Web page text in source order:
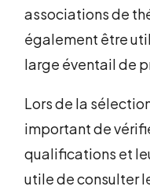
associations de
également être
large éventail de
Lors de la
important de
qualifications et
utile de consulter